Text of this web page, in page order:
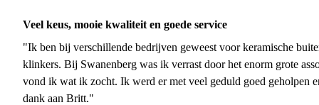
Veel keus, mooie kwaliteit en goede service
"Ik ben bij verschillende bedrijven geweest voor keramische
klinkers. Bij Swanenberg was ik verrast door het enorm grote
vond ik wat ik zocht. Ik werd er met veel geduld goed geholpen
dank aan Britt."